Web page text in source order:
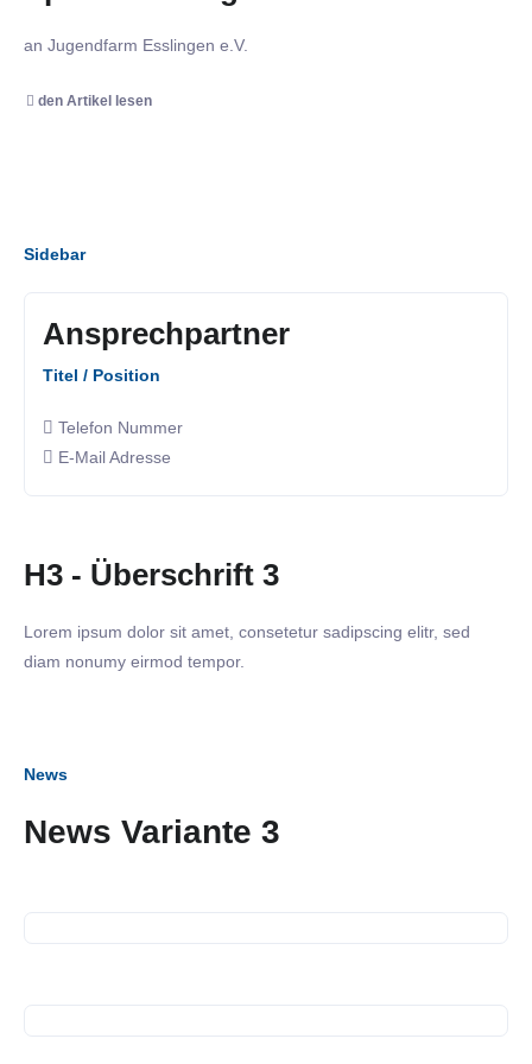
an Jugendfarm Esslingen e.V.
den Artikel lesen
Sidebar
Ansprechpartner
Titel / Position
Telefon Nummer
E-Mail Adresse
H3 - Überschrift 3
Lorem ipsum dolor sit amet, consetetur sadipscing elitr, sed
diam nonumy eirmod tempor.
News
News Variante 3